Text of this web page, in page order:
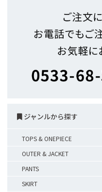
ジャンルから探す
TOPS & ONEPIECE
OUTER & JACKET
PANTS
SKIRT